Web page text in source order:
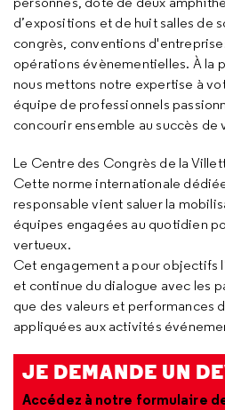
d’expositions et de huit salles de
congrès, conventions
opérations évènementielles. À la
nous mettons notre expertise à
équipe de professionnels
concourir ensemble au succès de
Le Centre des Congrès de la
Cette norme internationale
responsable vient saluer la
équipes engagées au quotidien
vertueux.
Cet engagement a pour objectifs
et continue du dialogue avec les
que des valeurs et performances
appliquées aux activités
JE DEMANDE UN
Accédez à notre formulaire